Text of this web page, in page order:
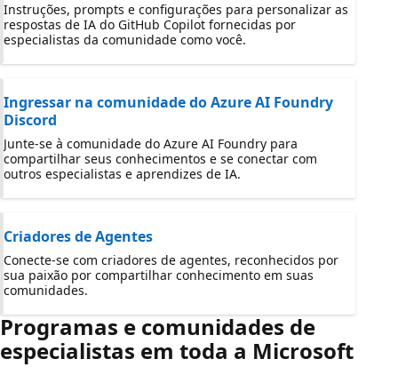
Instruções, prompts e configurações para personalizar as
respostas de IA do GitHub Copilot fornecidas por
especialistas da comunidade como você.
Ingressar na comunidade do Azure AI Foundry
Discord
Junte-se à comunidade do Azure AI Foundry para
compartilhar seus conhecimentos e se conectar com
outros especialistas e aprendizes de IA.
Criadores de Agentes
Conecte-se com criadores de agentes, reconhecidos por
sua paixão por compartilhar conhecimento em suas
comunidades.
Programas e comunidades de
especialistas em toda a Microsoft